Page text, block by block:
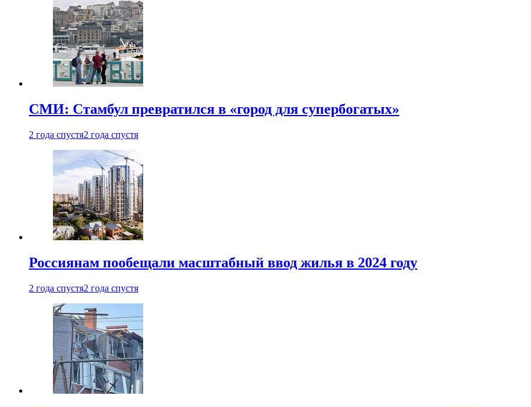
СМИ: Стамбул превратился в «город для супербогатых»
2 года спустя2 года спустя
Россиянам пообещали масштабный ввод жилья в 2024 году
2 года спустя2 года спустя